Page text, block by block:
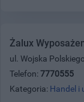
Żalux
ul. Wojska
Telefon: 7770555
Kategoria: Handel i